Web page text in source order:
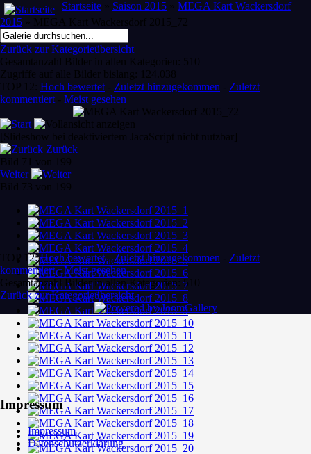
Startseite » Saison 2015 » MEGA Kart Wackersdorf
2015 » MEGA Kart Wackersdorf 2015_72
Zurück zur Kategorieübersicht
Gesamtanzahl Bilder in allen Kategorien: 510
Zugriffe auf alle Bilder bislang: 124.038
TOP 12: Hoch bewertet - Zuletzt hinzugekommen - Zuletzt
kommentiert - Meist gesehen
[Slideshow bei deaktiviertem JacaScript nicht nutzbar]
Zurück
Bild 71 von 199
Weiter
Bild 73 von 199
TOP 12:Hoch bewertet-Zuletzt hinzugekommen - Zuletzt
kommentiert-Meist gesehen
Gesamtanzahl Bilder in allen Kategorien: 510
Zurück zur Kategorieübersicht
Impressum
Impressum
Datenschutzerklärung